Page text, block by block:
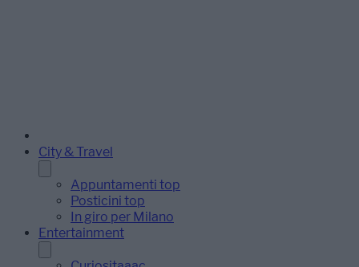
City & Travel
Appuntamenti top
Posticini top
In giro per Milano
Entertainment